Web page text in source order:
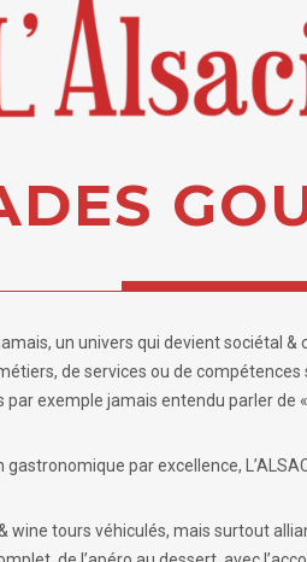
un univers qui devient sociétal &
de services ou de compétences
par exemple jamais entendu parler de
gastronomique par excellence,
tours véhiculés, mais surtout